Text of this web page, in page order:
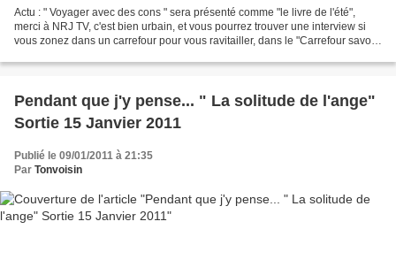
Actu : " Voyager avec des cons " sera présenté comme "le livre de l'été",
merci à NRJ TV, c'est bien urbain, et vous pourrez trouver une interview si
vous zonez dans un carrefour pour vous ravitailler, dans le "Carrefour savoir"
Pendant que j'y pense... " La solitude de l'ange"
Sortie 15 Janvier 2011
Publié le 09/01/2011 à 21:35
Par Tonvoisin